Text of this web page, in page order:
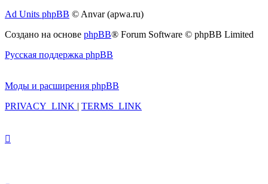
Ad Units phpBB © Anvar (apwa.ru)
Создано на основе phpBB® Forum Software © phpBB Limited
Русская поддержка phpBB
Моды и расширения phpBB
PRIVACY_LINK | TERMS_LINK